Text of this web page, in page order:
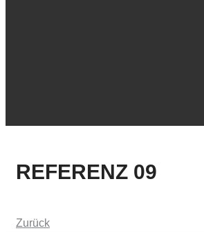
REFERENZ 09
Zurück